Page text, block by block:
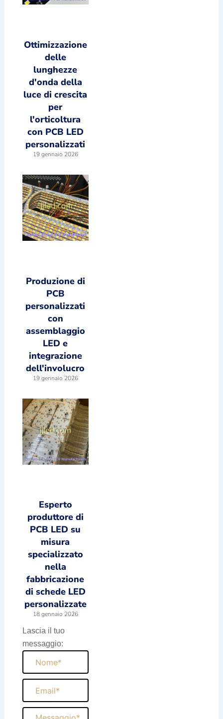
Ottimizzazione
delle
lunghezze
d'onda della
luce di crescita
per
l'orticoltura
con PCB LED
personalizzati
19 gennaio 2026
Produzione di
PCB
personalizzati
con
assemblaggio
LED e
integrazione
dell'involucro
19 gennaio 2026
Esperto
produttore di
PCB LED su
misura
specializzato
nella
fabbricazione
di schede LED
personalizzate
18 gennaio 2026
Lascia il tuo
messaggio:
Nome
Email
Messaggio